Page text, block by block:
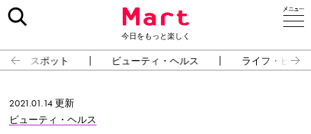
今日をもっと楽しく
スポット ビューティ・ヘルス ライフ・ピー
2021.01.14 更新
ビューティ・ヘルス